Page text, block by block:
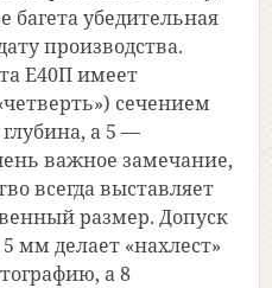
багета убедительная
производства.
Е40П имеет
») сечением
а 5 —
важное замечание,
всегда выставляет
размер. Допуск
мм делает «нахлест»
а 8